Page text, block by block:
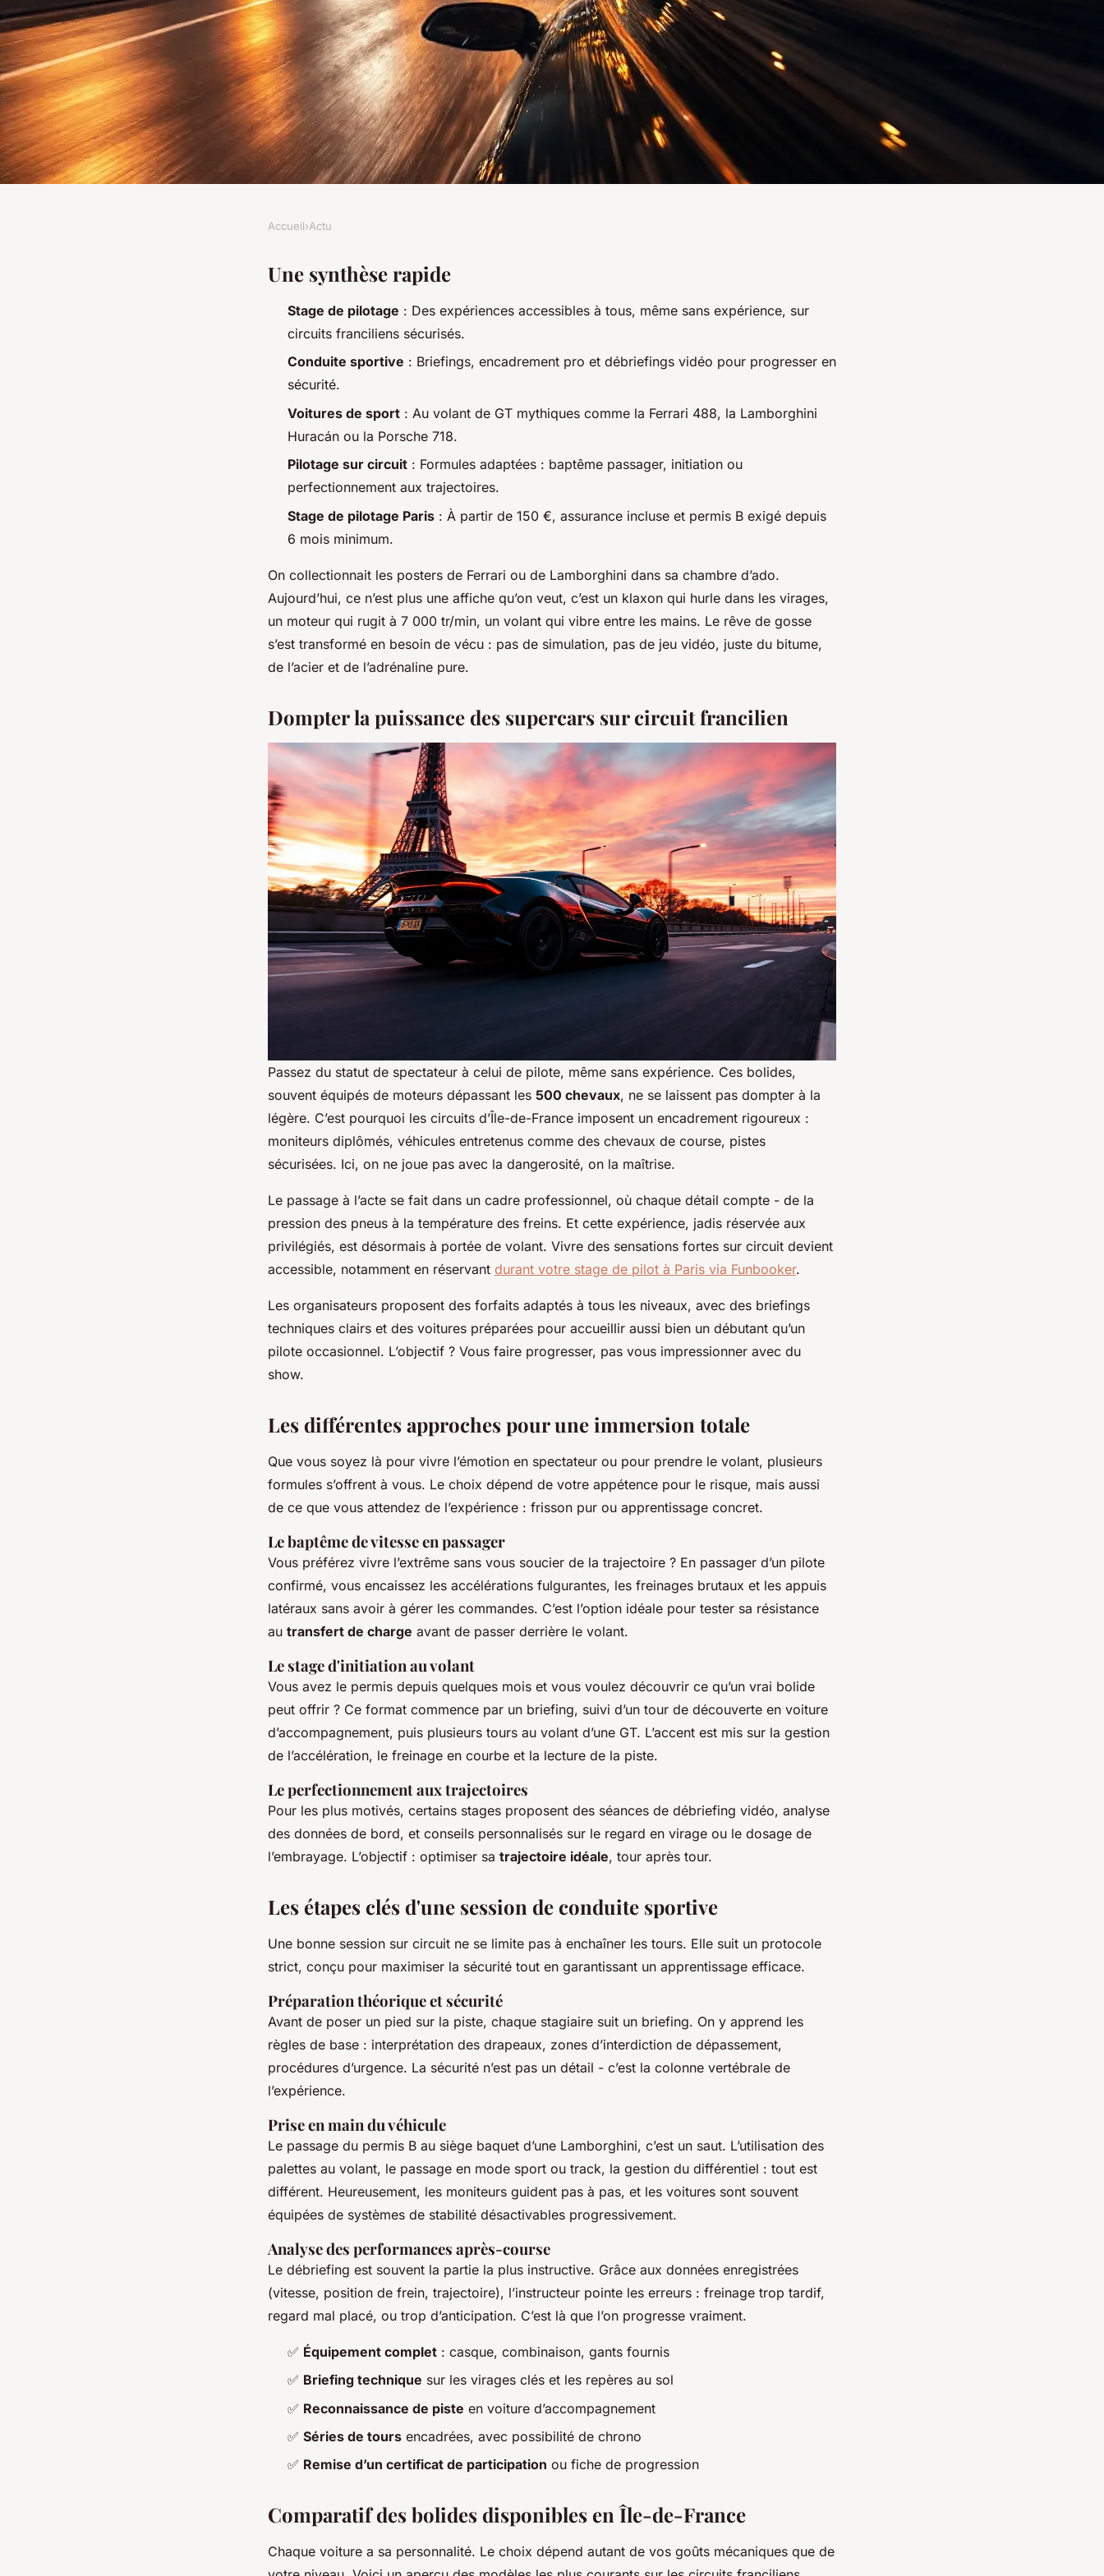
Les meilleures expériences de pilotage
à Paris pour les amateurs d'adrénaline
Accueil›Actu
Une synthèse rapide
Stage de pilotage : Des expériences accessibles à tous, même sans expérience, sur
circuits franciliens sécurisés.
Conduite sportive : Briefings, encadrement pro et débriefings vidéo pour progresser en
sécurité.
Voitures de sport : Au volant de GT mythiques comme la Ferrari 488, la Lamborghini
Huracán ou la Porsche 718.
Pilotage sur circuit : Formules adaptées : baptême passager, initiation ou
perfectionnement aux trajectoires.
Stage de pilotage Paris : À partir de 150 €, assurance incluse et permis B exigé depuis
6 mois minimum.
On collectionnait les posters de Ferrari ou de Lamborghini dans sa chambre d’ado.
Aujourd’hui, ce n’est plus une affiche qu’on veut, c’est un klaxon qui hurle dans les virages,
un moteur qui rugit à 7 000 tr/min, un volant qui vibre entre les mains. Le rêve de gosse
s’est transformé en besoin de vécu : pas de simulation, pas de jeu vidéo, juste du bitume,
de l’acier et de l’adrénaline pure.
Dompter la puissance des supercars sur circuit francilien
Passez du statut de spectateur à celui de pilote, même sans expérience. Ces bolides,
souvent équipés de moteurs dépassant les 500 chevaux, ne se laissent pas dompter à la
légère. C’est pourquoi les circuits d’Île-de-France imposent un encadrement rigoureux :
moniteurs diplômés, véhicules entretenus comme des chevaux de course, pistes
sécurisées. Ici, on ne joue pas avec la dangerosité, on la maîtrise.
Le passage à l’acte se fait dans un cadre professionnel, où chaque détail compte - de la
pression des pneus à la température des freins. Et cette expérience, jadis réservée aux
privilégiés, est désormais à portée de volant. Vivre des sensations fortes sur circuit devient
accessible, notamment en réservant durant votre stage de pilot à Paris via Funbooker.
Les organisateurs proposent des forfaits adaptés à tous les niveaux, avec des briefings
techniques clairs et des voitures préparées pour accueillir aussi bien un débutant qu’un
pilote occasionnel. L’objectif ? Vous faire progresser, pas vous impressionner avec du
show.
Les différentes approches pour une immersion totale
Que vous soyez là pour vivre l’émotion en spectateur ou pour prendre le volant, plusieurs
formules s’offrent à vous. Le choix dépend de votre appétence pour le risque, mais aussi
de ce que vous attendez de l’expérience : frisson pur ou apprentissage concret.
Le baptême de vitesse en passager
Vous préférez vivre l’extrême sans vous soucier de la trajectoire ? En passager d’un pilote
confirmé, vous encaissez les accélérations fulgurantes, les freinages brutaux et les appuis
latéraux sans avoir à gérer les commandes. C’est l’option idéale pour tester sa résistance
au transfert de charge avant de passer derrière le volant.
Le stage d'initiation au volant
Vous avez le permis depuis quelques mois et vous voulez découvrir ce qu’un vrai bolide
peut offrir ? Ce format commence par un briefing, suivi d’un tour de découverte en voiture
d’accompagnement, puis plusieurs tours au volant d’une GT. L’accent est mis sur la gestion
de l’accélération, le freinage en courbe et la lecture de la piste.
Le perfectionnement aux trajectoires
Pour les plus motivés, certains stages proposent des séances de débriefing vidéo, analyse
des données de bord, et conseils personnalisés sur le regard en virage ou le dosage de
l’embrayage. L’objectif : optimiser sa trajectoire idéale, tour après tour.
Les étapes clés d'une session de conduite sportive
Une bonne session sur circuit ne se limite pas à enchaîner les tours. Elle suit un protocole
strict, conçu pour maximiser la sécurité tout en garantissant un apprentissage efficace.
Préparation théorique et sécurité
Avant de poser un pied sur la piste, chaque stagiaire suit un briefing. On y apprend les
règles de base : interprétation des drapeaux, zones d’interdiction de dépassement,
procédures d’urgence. La sécurité n’est pas un détail - c’est la colonne vertébrale de
l’expérience.
Prise en main du véhicule
Le passage du permis B au siège baquet d’une Lamborghini, c’est un saut. L’utilisation des
palettes au volant, le passage en mode sport ou track, la gestion du différentiel : tout est
différent. Heureusement, les moniteurs guident pas à pas, et les voitures sont souvent
équipées de systèmes de stabilité désactivables progressivement.
Analyse des performances après-course
Le débriefing est souvent la partie la plus instructive. Grâce aux données enregistrées
(vitesse, position de frein, trajectoire), l’instructeur pointe les erreurs : freinage trop tardif,
regard mal placé, ou trop d’anticipation. C’est là que l’on progresse vraiment.
✅ Équipement complet : casque, combinaison, gants fournis
✅ Briefing technique sur les virages clés et les repères au sol
✅ Reconnaissance de piste en voiture d’accompagnement
✅ Séries de tours encadrées, avec possibilité de chrono
✅ Remise d’un certificat de participation ou fiche de progression
Comparatif des bolides disponibles en Île-de-France
Chaque voiture a sa personnalité. Le choix dépend autant de vos goûts mécaniques que de